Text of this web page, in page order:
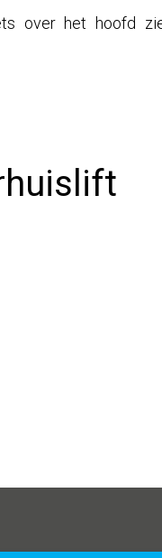
over het hoofd